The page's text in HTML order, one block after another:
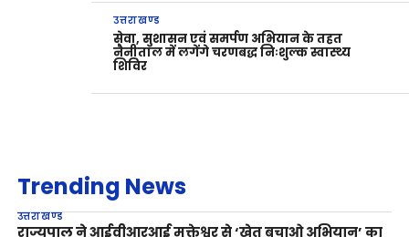
उत्तराखण्ड
सेवा, सुशासन एवं समर्पण अभियान के तहत
नैनीताल में लगेंगे चरणबद्ध निःशुल्क स्वास्थ्य
शिविर
Trending News
उत्तराखण्ड
राज्यपाल ने आईवीआरआई मुक्तेश्वर से ‘खेत बचाओ अभियान’ का